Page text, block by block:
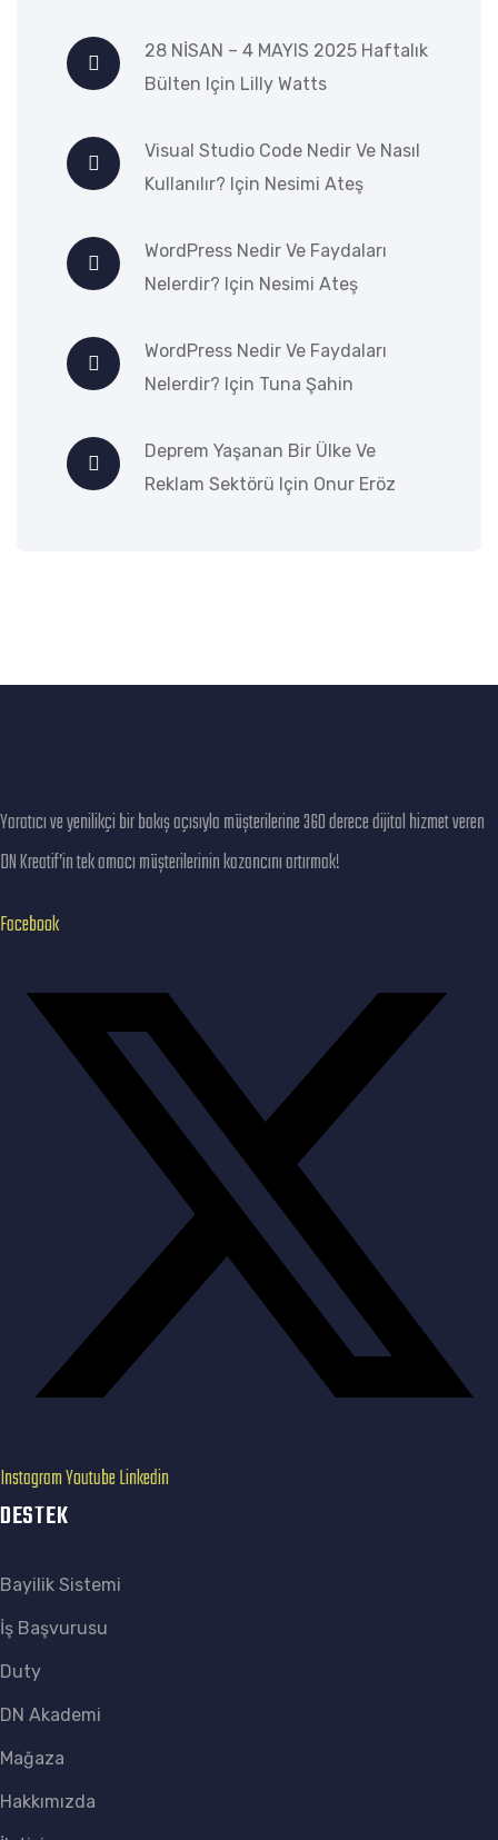
28 NİSAN – 4 MAYIS 2025 Haftalık
Bülten Için Lilly Watts
Visual Studio Code Nedir Ve Nasıl
Kullanılır? Için Nesimi Ateş
WordPress Nedir Ve Faydaları
Nelerdir? Için Nesimi Ateş
WordPress Nedir Ve Faydaları
Nelerdir? Için Tuna Şahin
Deprem Yaşanan Bir Ülke Ve
Reklam Sektörü Için Onur Eröz
Yaratıcı ve yenilikçi bir bakış açısıyla müşterilerine 360 derece dijital hizmet veren
DN Kreatif’in tek amacı müşterilerinin kazancını artırmak!
Facebook
InstagramYoutubeLinkedin
DESTEK
Bayilik Sistemi
İş Başvurusu
Duty
DN Akademi
Mağaza
Hakkımızda